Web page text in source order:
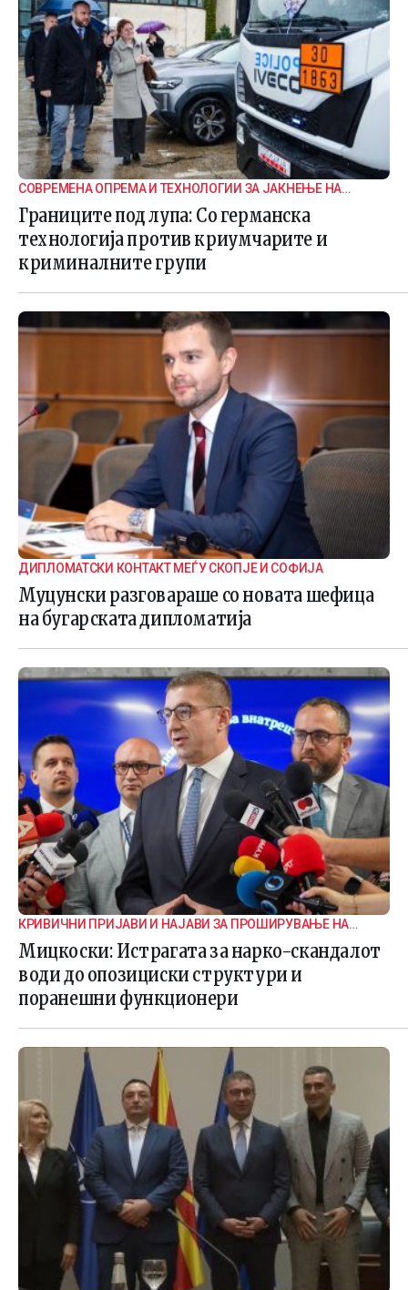
СОВРЕМЕНА ОПРЕМА И ТЕХНОЛОГИИ ЗА ЈАКНЕЊЕ НА
ГРАНИЧНАТА БЕЗБЕДНОСТ
Границите под лупа: Со германска
технологија против криумчарите и
криминалните групи
ДИПЛОМАТСКИ КОНТАКТ МЕЃУ СКОПЈЕ И СОФИЈА
Муцунски разговараше со новата шефица
на бугарската дипломатија
КРИВИЧНИ ПРИЈАВИ И НАЈАВИ ЗА ПРОШИРУВАЊЕ НА
ИСТРАГАТА
Мицкоски: Истрагата за нарко-скандалот
води до опозициски структури и
поранешни функционери